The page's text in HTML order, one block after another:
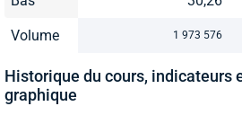
Volume 1 973 576
Historique du cours, indicateurs
graphique